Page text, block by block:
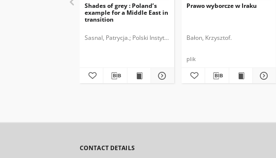
Shades of grey : Poland’s
example for a Middle East in
transition
Sasnal, Patrycja. Polski Instytut Spraw Międzynarodowych.
Prawo wyborcze w Iraku
Bałon, Krzysztof.
plik
CONTACT DETAILS